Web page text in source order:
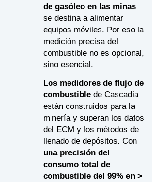
de gasóleo en las minas
se destina a alimentar
equipos móviles. Por eso la
medición precisa del
combustible no es opcional,
sino esencial.
Los medidores de flujo de
combustible de Cascadia
están construidos para la
minería y superan los datos
del ECM y los métodos de
llenado de depósitos. Con
una precisión del
consumo total de
combustible del 99% en >